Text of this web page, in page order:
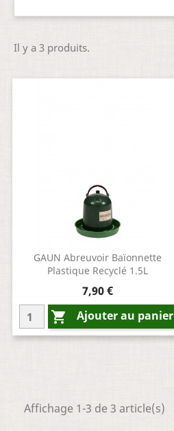
Il y a 3 produits.
GAUN Abreuvoir Baïonnette
Plastique Recyclé 1.5L
Prix
7,90 €
 Ajouter au panier
Affichage 1-3 de 3 article(s)